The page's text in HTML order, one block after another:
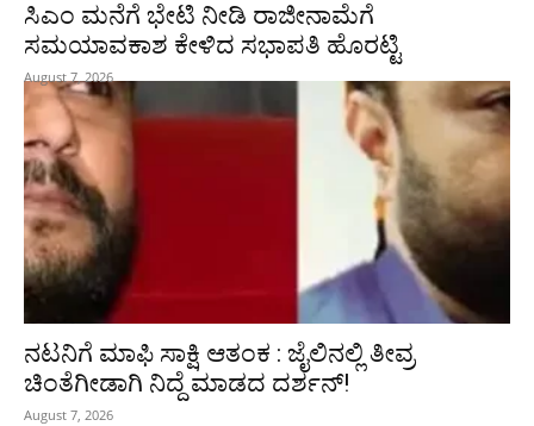
ಸಿಎಂ ಮನೆಗೆ ಭೇಟಿ ನೀಡಿ ರಾಜೀನಾಮೆಗೆ
ಸಮಯಾವಕಾಶ ಕೇಳಿದ ಸಭಾಪತಿ ಹೊರಟ್ಟಿ
August 7, 2026
ನಟನಿಗೆ ಮಾಫಿ ಸಾಕ್ಷಿ ಆತಂಕ : ಜೈಲಿನಲ್ಲಿ ತೀವ್ರ
ಚಿಂತೆಗೀಡಾಗಿ ನಿದ್ದೆ ಮಾಡದ ದರ್ಶನ್!
August 7, 2026